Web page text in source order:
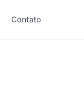
Contato